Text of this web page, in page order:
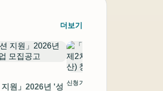
더보기
지원」2026년 '성 신청기간 만료